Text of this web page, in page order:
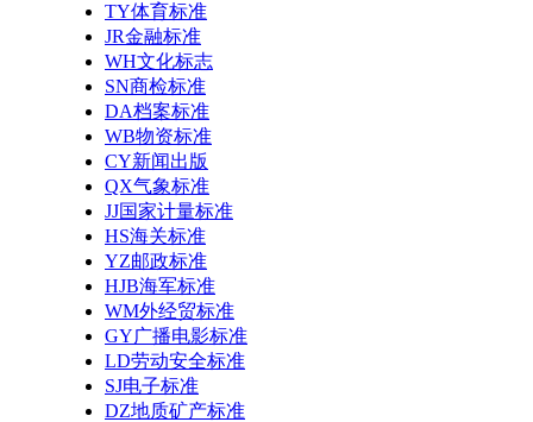
TY体育标准
JR金融标准
WH文化标志
SN商检标准
DA档案标准
WB物资标准
CY新闻出版
QX气象标准
JJ国家计量标准
HS海关标准
YZ邮政标准
HJB海军标准
WM外经贸标准
GY广播电影标准
LD劳动安全标准
SJ电子标准
DZ地质矿产标准